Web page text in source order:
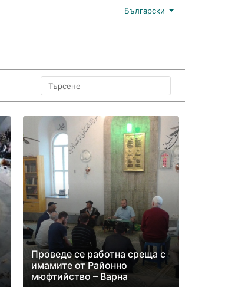
Български
Проведе се работна среща с
имамите от Районно
мюфтийство – Варна